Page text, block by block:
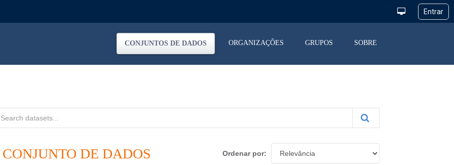
CONJUNTOS DE DADOS ORGANIZAÇÕES GRUPOS SOBRE
Ordenar por
CONJUNTO DE DADOS